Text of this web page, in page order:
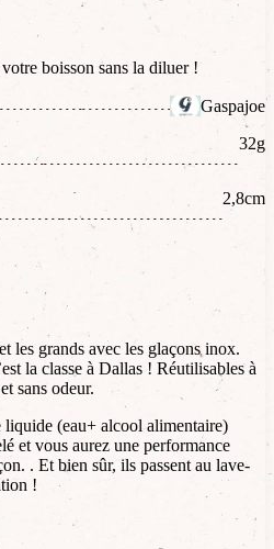
boisson sans la diluer !
Gaspajoe
32g
2,8cm
les grands avec les glaçons inox.
la classe à Dallas ! Réutilisables à
sans odeur.
(eau+ alcool alimentaire)
et vous aurez une performance
. Et bien sûr, ils passent au lave-
!